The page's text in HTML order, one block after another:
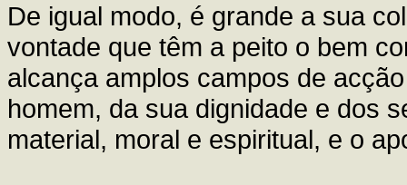
De igual modo, é grande a sua
vontade que têm a peito o bem
alcança amplos campos de
homem, da sua dignidade e dos
material, moral e espiritual, e o